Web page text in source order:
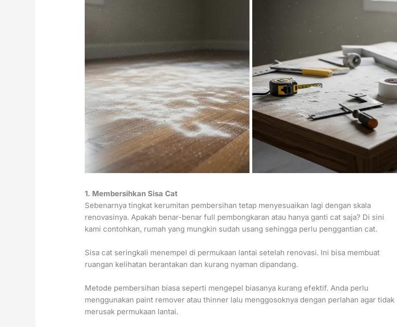
1. Membersihkan Sisa Cat
Sebenarnya tingkat kerumitan pembersihan tetap menyesuaikan lagi dengan skala
renovasinya. Apakah benar-benar full pembongkaran atau hanya ganti cat saja? Di sini
kami contohkan, rumah yang mungkin sudah usang sehingga perlu penggantian cat.
Sisa cat seringkali menempel di permukaan lantai setelah renovasi. Ini bisa membuat
ruangan kelihatan berantakan dan kurang nyaman dipandang.
Metode pembersihan biasa seperti mengepel biasanya kurang efektif. Anda perlu
menggunakan paint remover atau thinner lalu menggosoknya dengan perlahan agar tidak
merusak permukaan lantai.